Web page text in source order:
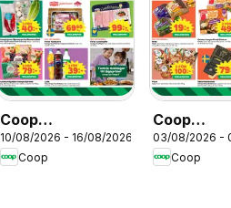
Coop
erbjudanden
10/08/2026 - 16/08/2026
Coop
Coop
03/08/2026 -
Coop